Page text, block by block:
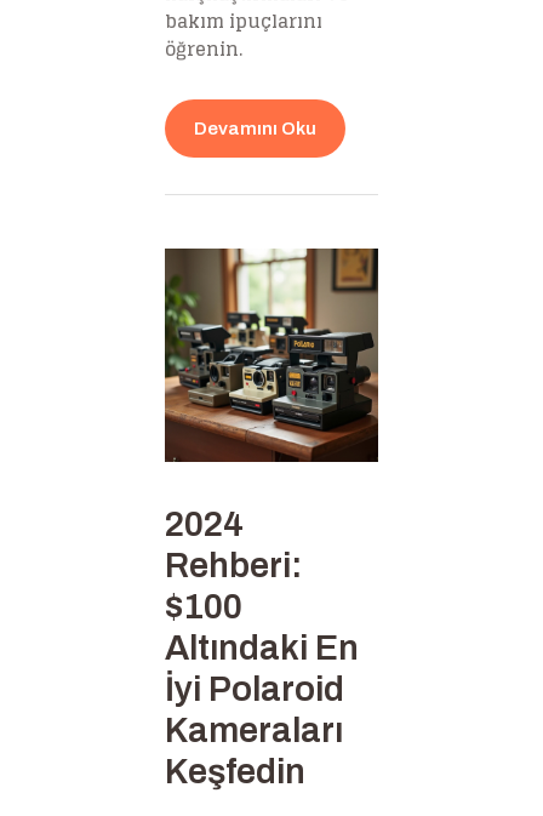
bakım ipuçlarını
öğrenin.
Devamını Oku
2024
Rehberi:
$100
Altındaki En
İyi Polaroid
Kameraları
Keşfedin